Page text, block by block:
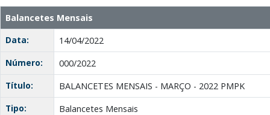
Balancetes Mensais
Data:
14/04/2022
Número:
000/2022
Título:
BALANCETES MENSAIS - MARÇO - 2022 PMPK
Tipo:
Balancetes Mensais